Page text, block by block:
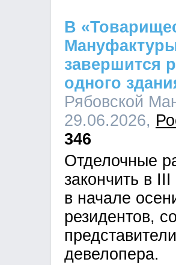
В
завершится
одного
Рябовской
29.06.2026,
346
Отделочные
закончить в
в начале
резидентов,
девелопера.